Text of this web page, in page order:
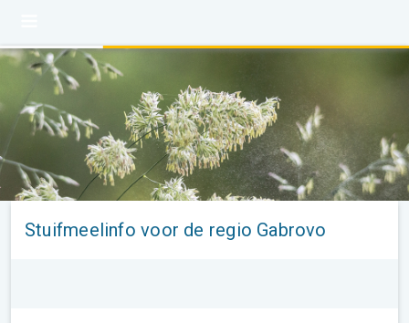
Stuifmeelinfo voor de regio Gabrovo